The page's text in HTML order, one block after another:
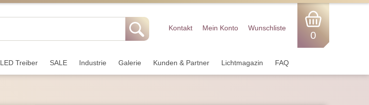
Kontakt Mein Konto Wunschliste
0
LED Treiber SALE Industrie Galerie Kunden & Partner Lichtmagazin FAQ